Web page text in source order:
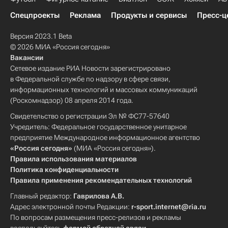
Спецпроекты
Реклама Продукты и сервисы Пресс-
Версия 2023.1 Beta
© 2026 МИА «Россия сегодня»
Вакансии
Сетевое издание РИА Новости зарегистрировано
в Федеральной службе по надзору в сфере связи,
информационных технологий и массовых коммуникаций
(Роскомнадзор) 08 апреля 2014 года.
Свидетельство о регистрации Эл № ФС77-57640
Учредитель: Федеральное государственное унитарное
предприятие Международное информационное агентство
«Россия сегодня» (МИА «Россия сегодня»).
Правила использования материалов
Политика конфиденциальности
Правила применения рекомендательных технологий
Главный редактор: Гаврилова А.В.
Адрес электронной почты Редакции: r-sport.internet@ria.ru
По вопросам размещения пресс-релизов и рекламы